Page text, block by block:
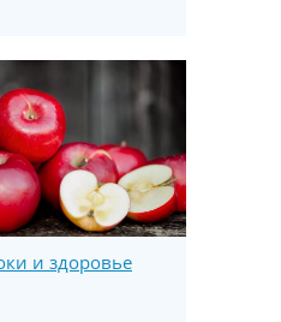
и здоровье